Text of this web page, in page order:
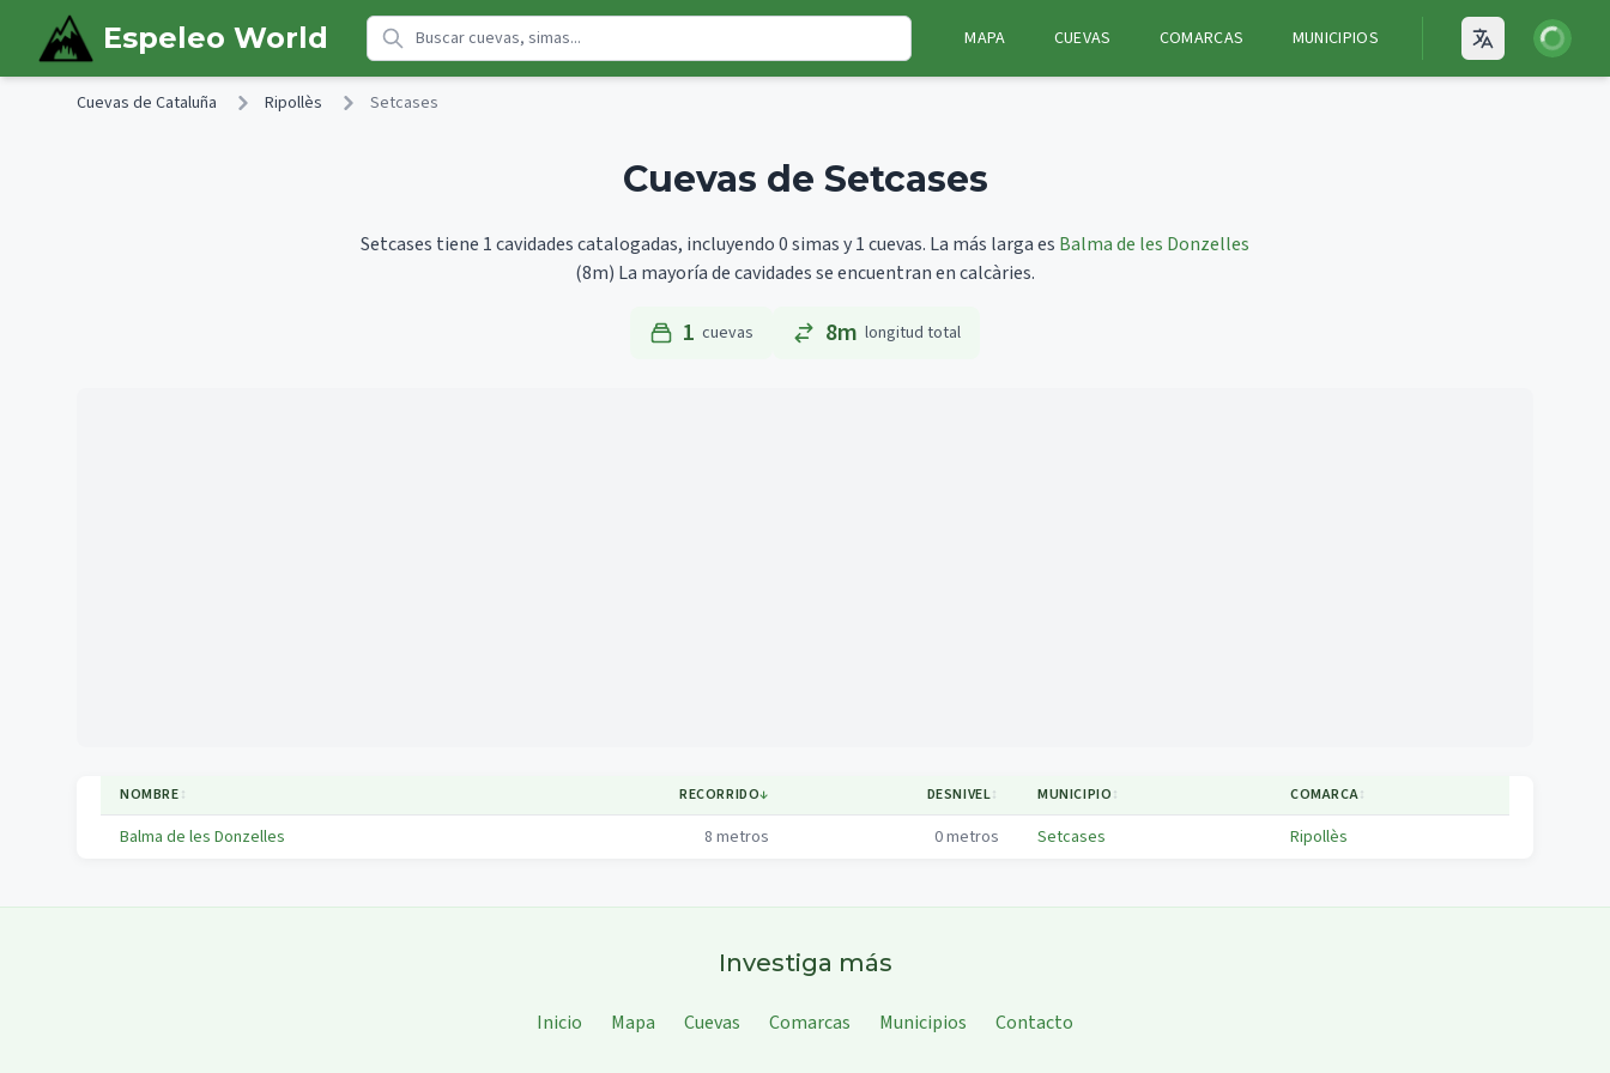
Skip to main content
Espeleo World MAPA CUEVAS COMARCAS MUNICIPIOS Open
Iniciar
Cuevas de Cataluña Ripollès Setcases
Cuevas de Setcases
Setcases tiene 1 cavidades catalogadas, incluyendo 0 simas y 1 cuevas. La más larga es Balma de les Donzelles
(8m) La mayoría de cavidades se encuentran en calcàries.
1 cuevas 8m longitud total
NOMBRE↕ RECORRIDO↓ DESNIVEL↕ MUNICIPIO↕ COMARCA↕
Balma de les Donzelles 8 metros 0metros Setcases Ripollès
Investiga más
Inicio Mapa Cuevas Comarcas Municipios Contacto